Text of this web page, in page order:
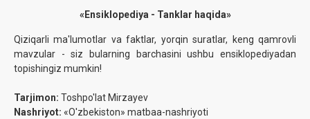
«Ensiklopediya - Tanklar haqida»
Qiziqarli ma'lumotlar va faktlar, yorqin suratlar, keng qamrovli
mavzular - siz bularning barchasini ushbu ensiklopediyadan
topishingiz mumkin!
Tarjimon: Toshpo'lat Mirzayev
Nashriyot: «O'zbekiston» matbaa-nashriyoti